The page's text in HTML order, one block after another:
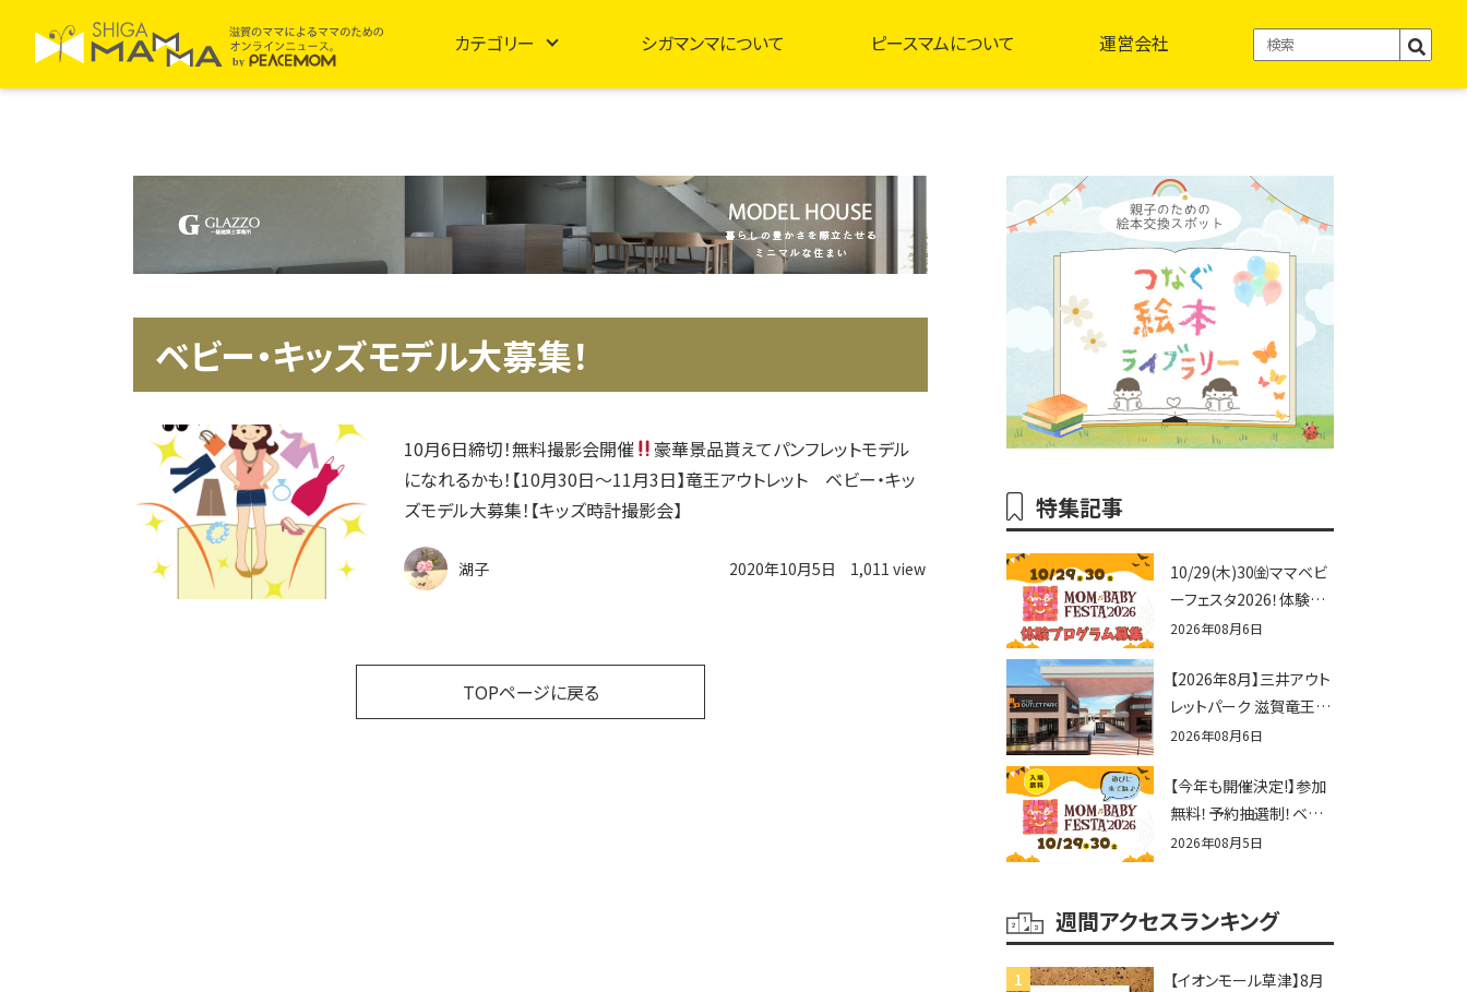
カテゴリー シガマンマについて ピースマムについて 運営会社
ベビー・キッズモデル大募集！
10月6日締切！無料撮影会開催
豪華景品貰えてパンフレットモデル
になれるかも！【10月30日～11月3日】竜王アウトレット ベビー・キッ
ズモデル大募集！【キッズ時計撮影会】
湖子 2020年10月5日 1,011 view
TOPページに戻る
特集記事
10/29(木)30㈮ママベビ
ーフェスタ2026！体験プ
ログラム募集♪赤ちゃん
せんか？
2026年08月6日
【2026年8月】三井アウト
レットパーク 滋賀竜王の
夏休みイベントまとめ！
辛グルメ・フォトコンテス
トまで盛りだくさん！
2026年08月6日
【今年も開催決定!】参加
無料！予約抽選制！ベビ
ーファミリー必見☆入場
2026！親子で楽しもう
♪inピエリ守山
2026年08月5日
週間アクセスランキング
【イオンモール草津】8月